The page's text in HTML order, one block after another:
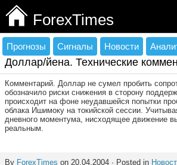
ForexTimes
Прогнозы Сигналы Новости
Доллар/йена. Технические
Комментарий. Доллар не сумел пробить
обозначило риски снижения в сторону
происходит на фоне неудавшейся попытки
облака Ишимоку на токийской сессии.
дневного моментума, нисходящее движение
реальным.
By ForexTimes on 20.04.2004 · Posted in